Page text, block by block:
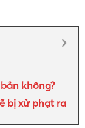
không?
bị xử phạt ra